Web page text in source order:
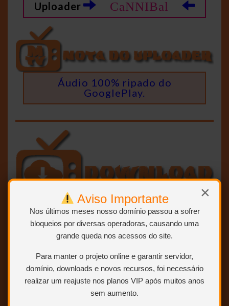
×
Aviso Importante
Nos últimos meses nosso domínio passou a sofrer
bloqueios por diversas operadoras, causando uma
grande queda nos acessos do site.
Para manter o projeto online e garantir servidor,
domínio, downloads e novos recursos, foi necessário
realizar um reajuste nos planos VIP após muitos anos
sem aumento.
Uploader
CaNNIBal
Áudio 100% ripado do
GooglePlay.
SEM RAR, SEM LIMITE E